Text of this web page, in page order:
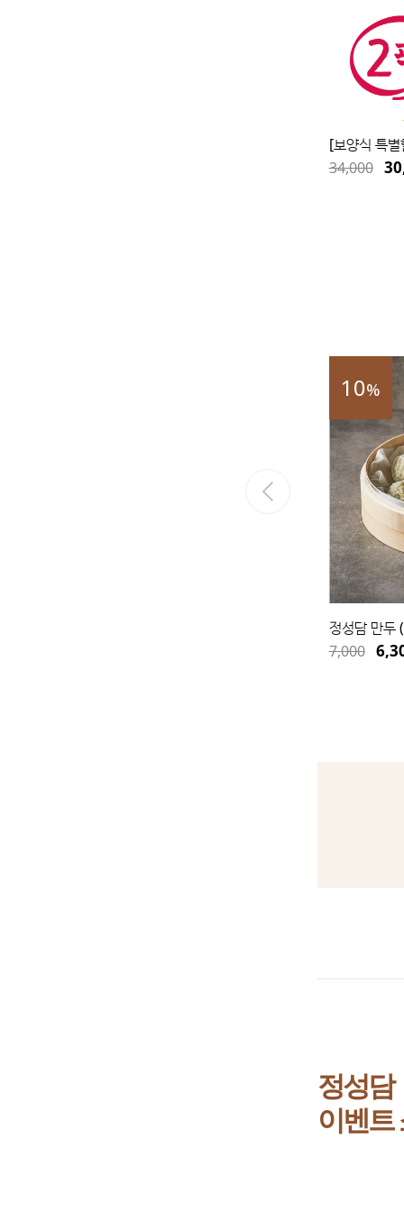
[보양식 특
34,000
10%
정성담 만두
7,000
정성담
이벤트